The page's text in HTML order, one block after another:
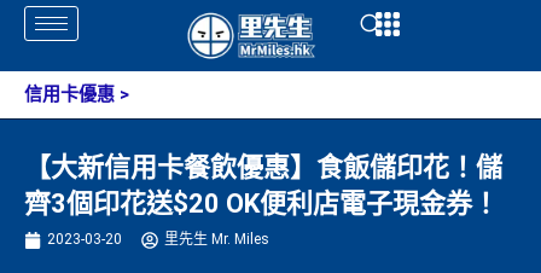
Skip
content
Open
信用卡優惠 >
【大新信用卡餐飲優惠】食飯儲印花！儲
齊3個印花送$20 OK便利店電子現金券！
2023-03-20 里先生 Mr. Miles